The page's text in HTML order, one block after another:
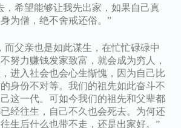
，希望能够让我先出家，如果自己真
为僧，绝不舍戒还俗。”
而父亲也是如此谋生，在忙忙碌碌中
努力赚钱发家致富，就会成为穷人，
进入社会也会心生惭愧，因为自己比
身份不对等。我们的祖先如此奋斗不
这一代。可如今我们的祖先和父辈都
经往生，自己不久也会死去。为何还
生后什么也带不走，还是出家好。”